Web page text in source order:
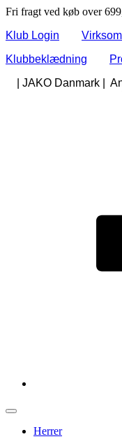
Fri fragt ved køb over
Klub Login
Klubbeklædning
| JAKO Danmark |
Herrer